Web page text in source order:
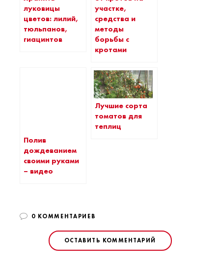
луковицы
цветов: лилий,
тюльпанов,
гиацинтов
участке,
средства и
методы
борьбы с
кротами
Полив
дождеванием
своими руками
– видео
Лучшие сорта
томатов для
теплиц
0 КОММЕНТАРИЕВ
ОСТАВИТЬ КОММЕНТАРИЙ